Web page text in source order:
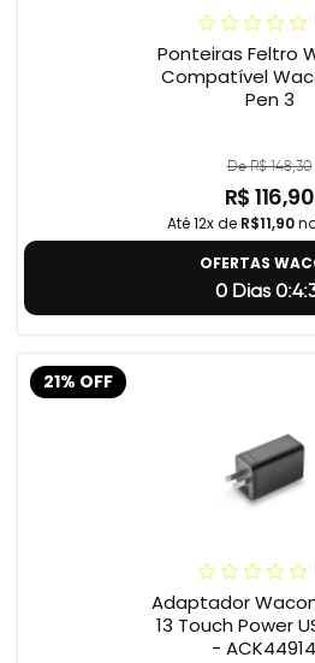
Ponteiras Feltro
Compatível
Pen 3
De R$ 148,30
R$ 116,90
Até 12x de R$11,90
OFERTAS
0 Dias
21% OFF
Adaptador
13 Touch Power
-